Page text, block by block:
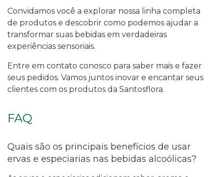
Convidamos você a explorar nossa linha completa
de produtos e descobrir como podemos ajudar a
transformar suas bebidas em verdadeiras
experiências sensoriais.
Entre em contato conosco para saber mais e fazer
seus pedidos. Vamos juntos inovar e encantar seus
clientes com os produtos da Santosflora.
FAQ
Quais são os principais benefícios de usar
ervas e especiarias nas bebidas alcoólicas?